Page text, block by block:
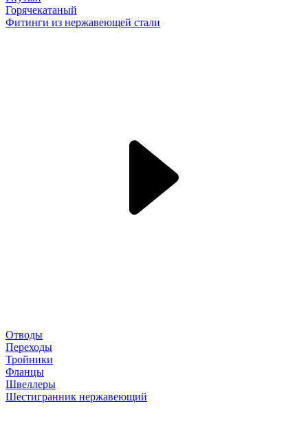
Горячекатаный
Фитинги из нержавеющей стали
Отводы
Переходы
Тройники
Фланцы
Швеллеры
Шестигранник нержавеющий